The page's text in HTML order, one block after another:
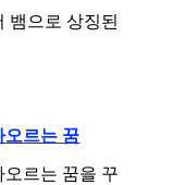
뱀으로 상징된
오르는 꿈
르는 꿈을 꾸